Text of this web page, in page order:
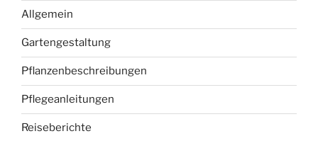
Allgemein
Gartengestaltung
Pflanzenbeschreibungen
Pflegeanleitungen
Reiseberichte